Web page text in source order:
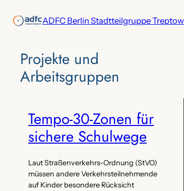
Inhalt
ADFC Berlin Stadtteilgruppe
Projekte‌ und
Arbeitsgruppen
Tempo-30-Zonen für
sichere Schulwege
Laut Straßenverkehrs-Ordnung (StVO)
müssen andere Verkehrsteilnehmende
auf Kinder besondere Rücksicht